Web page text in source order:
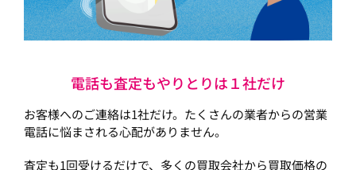
電話も査定もやりとりは１社だけ
お客様へのご連絡は1社だけ。たくさんの業者からの営業
電話に悩まされる心配がありません。
査定も1回受けるだけで、多くの買取会社から買取価格の